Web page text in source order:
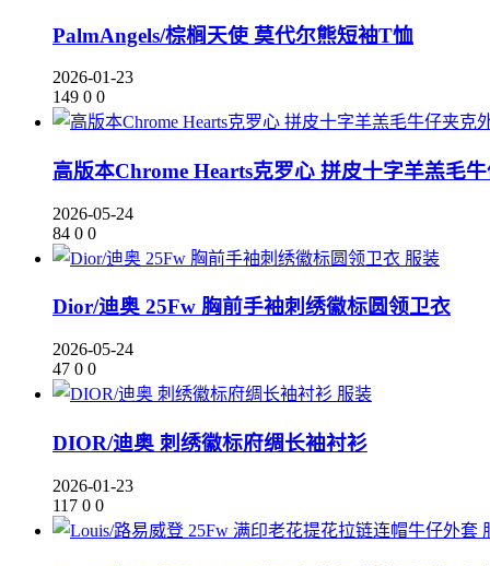
PalmAngels/棕榈天使 莫代尔熊短袖T恤
2026-01-23
149 0 0
高版本Chrome Hearts克罗心 拼皮十字羊羔毛
2026-05-24
84 0 0
服装
Dior/迪奥 25Fw 胸前手袖刺绣徽标圆领卫衣
2026-05-24
47 0 0
服装
DIOR/迪奥 刺绣徽标府绸长袖衬衫
2026-01-23
117 0 0